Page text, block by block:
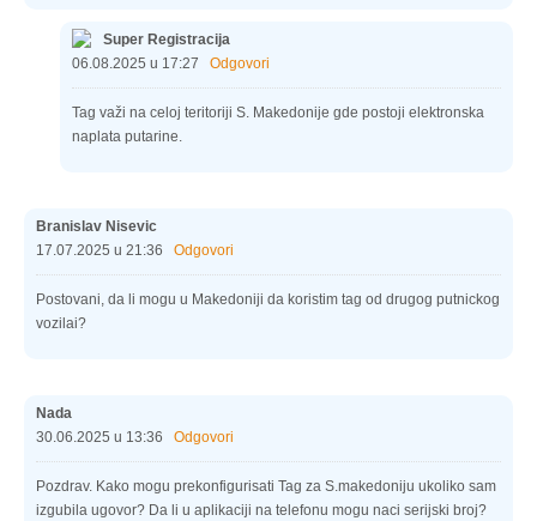
Super Registracija
06.08.2025 u 17:27 Odgovori
Tag važi na celoj teritoriji S. Makedonije gde postoji elektronska
naplata putarine.
Branislav Nisevic
17.07.2025 u 21:36 Odgovori
Postovani, da li mogu u Makedoniji da koristim tag od drugog putnickog
vozilai?
Nada
30.06.2025 u 13:36 Odgovori
Pozdrav. Kako mogu prekonfigurisati Tag za S.makedoniju ukoliko sam
izgubila ugovor? Da li u aplikaciji na telefonu mogu naci serijski broj?